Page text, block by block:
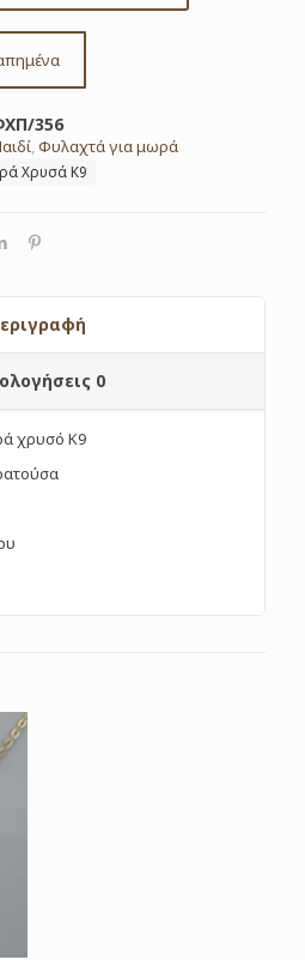
356
,Φυλαχτά για μωρά
Χρυσά Κ9
0
χρυσό Κ9